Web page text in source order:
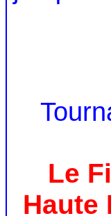
Le
Haute